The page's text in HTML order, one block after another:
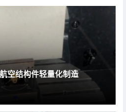
空结构件轻量化制造